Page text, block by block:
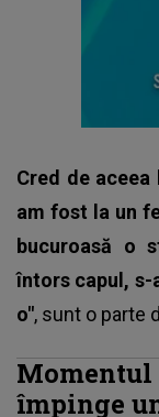
Cred de
am fost la un
bucuroasă o
întors capul, s-
o", sunt o parte
împinge